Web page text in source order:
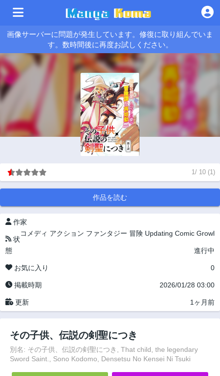
画像サーバーに問題が発生しています。修復に取り組んでいま
す。数時間後に再度お試しください。
1/ 10 (1)
作品を読む
作家
コメディ アクション ファンタジー 冒険 Updating Comic Growl
状
態
進行中
お気に入り 0
掲載時期 2026/01/28 03:00
更新 1ヶ月前
その子供、伝説の剣聖につき
別名: その子供、伝説の剣聖につき, That child, the legendary
Sword Saint., Sono Kodomo, Densetsu No Kensei Ni Tsuki